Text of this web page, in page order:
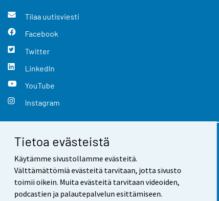
Tietoa evästeistä
Käytämme sivustollamme evästeitä.
Välttämättömiä evästeitä tarvitaan, jotta sivusto
toimii oikein. Muita evästeitä tarvitaan videoiden,
podcastien ja palautepalvelun esittämiseen.
Tilaa uutisviesti
Facebook
Twitter
LinkedIn
YouTube
Instagram
Yhteystiedot
Palaute
Käyttöehdot